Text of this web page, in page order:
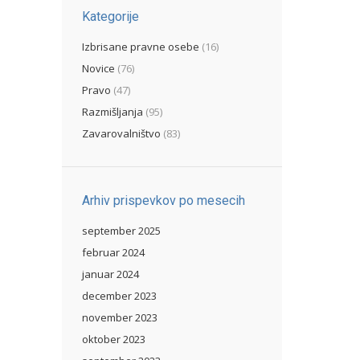
Kategorije
Izbrisane pravne osebe (16)
Novice (76)
Pravo (47)
Razmišljanja (95)
Zavarovalništvo (83)
Arhiv prispevkov po mesecih
september 2025
februar 2024
januar 2024
december 2023
november 2023
oktober 2023